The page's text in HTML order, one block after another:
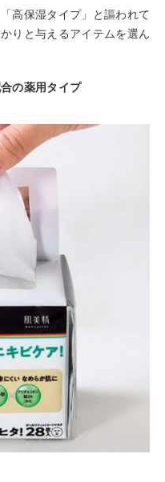
高保湿タイプ」と謳われて
りと与えるアイテムを選ん
の薬用タイプ